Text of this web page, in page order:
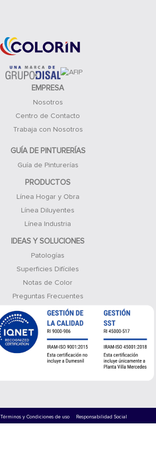
EMPRESA
Nosotros
Centro de Contacto
Trabaja con Nosotros
GUÍA DE PINTURERÍAS
Guía de Pinturerías
PRODUCTOS
Línea Hogar y Obra
Línea Diluyentes
Línea Industria
IDEAS Y SOLUCIONES
Patologías
Superficies Difíciles
Notas de Color
Preguntas Frecuentes
Términos y Condiciones de uso Responsabilidad Social